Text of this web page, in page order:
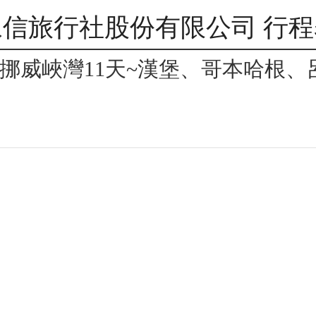
旅行社股份有限公司 行
威峽灣11天~漢堡、哥本哈根